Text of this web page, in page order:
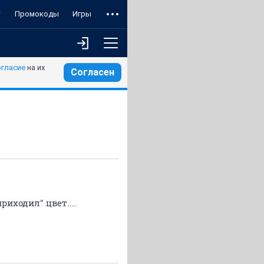
Промокоды Игры
на их
Согласен
цвет....